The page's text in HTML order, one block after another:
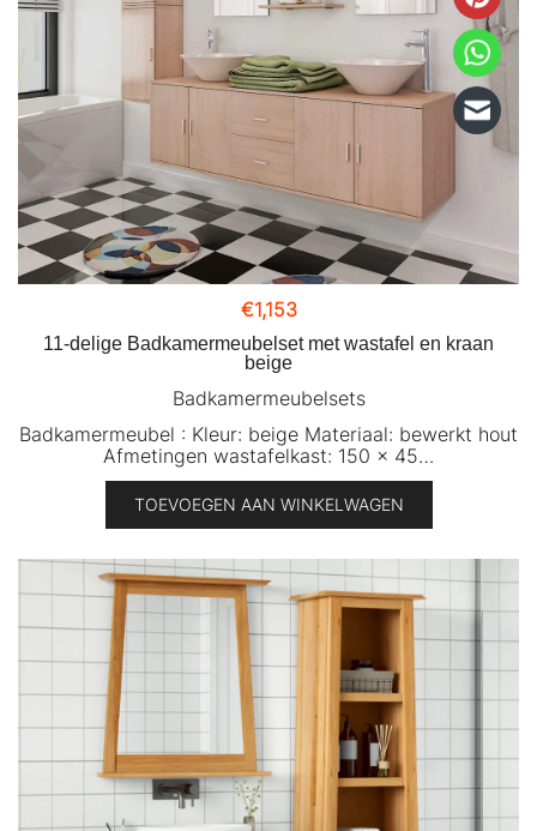
€1,153
11-delige Badkamermeubelset met wastafel en kraan
beige
Badkamermeubelsets
Badkamermeubel : Kleur: beige Materiaal: bewerkt hout
Afmetingen wastafelkast: 150 x 45…
TOEVOEGEN AAN WINKELWAGEN